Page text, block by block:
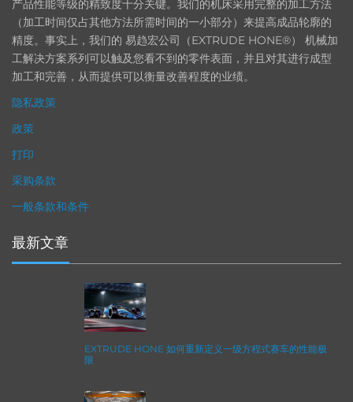
产品性能等级的精致度十分关键。我们的机床采用完整的加工方法
（加工时间仅占其他方法所需时间的一小部分）来提高成品轮廓的
精度。事实上，我们的 易趋宏公司（EXTRUDE HONE®） 机械加
工解决方案系列可以触及您看不到的零件表面，并且对其进行成型
加工和完善，从而提供可以衡量改善程度的业绩。
隐私政策
政策
打印
采购条款
一般条款和条件
最新文章
EXTRUDE HONE 如何重新定义一级方程式赛车的性能极
限